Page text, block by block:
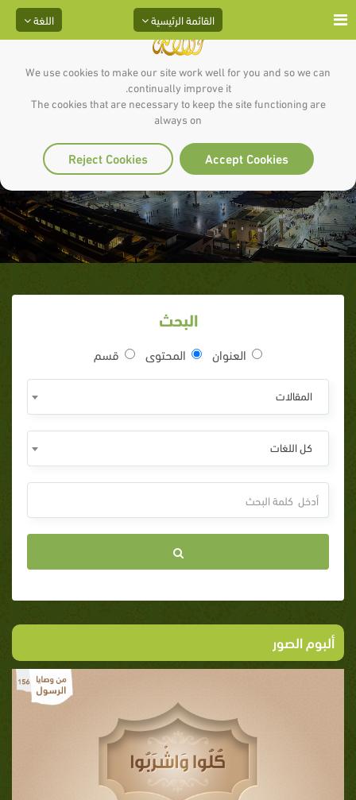
We use cookies to make our site work well for you and so we can
continually improve it.
The cookies that are necessary to keep the site functioning are
always on
Accept Cookies
Reject Cookies
اللغة القائمة الرئيسية
ألبوم الصور ( حديث )
البحث
العنوان المحتوى قسم
المقالات
كل اللغات
ألبوم الصور